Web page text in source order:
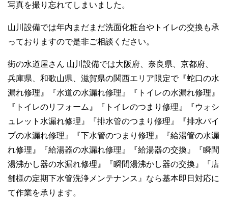
写真を撮り忘れてしまいました。
山川設備では年内まだまだ洗面化粧台やトイレの交換も承
っておりますので是非ご相談ください。
街の水道屋さん 山川設備では大阪府、奈良県、京都府、
兵庫県、和歌山県、滋賀県の関西エリア限定で『蛇口の水
漏れ修理』『水道の水漏れ修理』『トイレの水漏れ修理』
『トイレのリフォーム』『トイレのつまり修理』『ウォシ
ュレット水漏れ修理』『排水管のつまり修理』『排水パイ
プの水漏れ修理』『下水管のつまり修理』『給湯管の水漏
れ修理』『給湯器の水漏れ修理』『給湯器の交換』『瞬間
湯沸かし器の水漏れ修理』『瞬間湯沸かし器の交換』『店
舗様の定期下水管洗浄メンテナンス』なら基本即日対応に
て作業を承ります。